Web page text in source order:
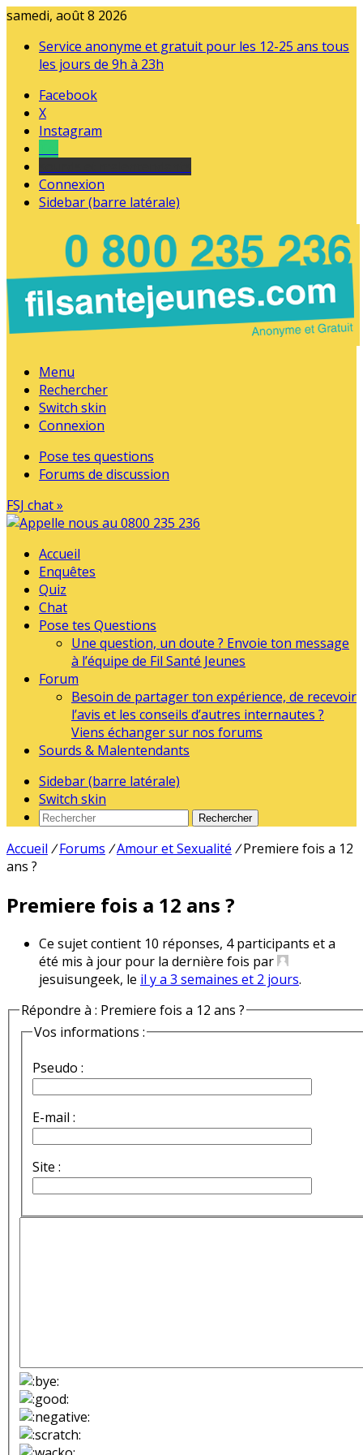
samedi, août 8 2026
Service anonyme et gratuit pour les 12-25 ans tous
les jours de 9h à 23h
Facebook
X
Instagram
Connexion
Sidebar (barre latérale)
Menu
Rechercher
Switch skin
Connexion
Pose tes questions
Forums de discussion
FSJ chat »
Accueil
Enquêtes
Quiz
Chat
Pose tes Questions
Une question, un doute ? Envoie ton message
à l’équipe de Fil Santé Jeunes
Forum
Besoin de partager ton expérience, de recevoir
l’avis et les conseils d’autres internautes ?
Viens échanger sur nos forums
Sourds & Malentendants
Sidebar (barre latérale)
Switch skin
Rechercher
Accueil / Forums /Amour et Sexualité / Premiere fois a 12
ans ?
Premiere fois a 12 ans ?
Ce sujet contient 10 réponses, 4 participants et a
été mis à jour pour la dernière fois par
jesuisungeek, le il y a 3 semaines et 2 jours.
Répondre à : Premiere fois a 12 ans ?
Vos informations :
Pseudo :
E-mail :
Site :